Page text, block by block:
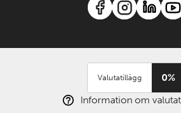
Valutatillägg
0%
Information om